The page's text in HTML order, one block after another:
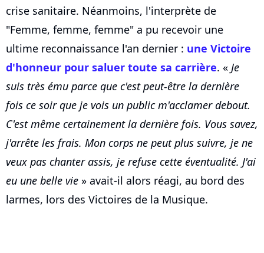
crise sanitaire. Néanmoins, l'interprète de
"Femme, femme, femme" a pu recevoir une
ultime reconnaissance l'an dernier : une Victoire
d'honneur pour saluer toute sa carrière. « Je
suis très ému parce que c'est peut-être la dernière
fois ce soir que je vois un public m'acclamer debout.
C'est même certainement la dernière fois. Vous savez,
j'arrête les frais. Mon corps ne peut plus suivre, je ne
veux pas chanter assis, je refuse cette éventualité. J'ai
eu une belle vie » avait-il alors réagi, au bord des
larmes, lors des Victoires de la Musique.